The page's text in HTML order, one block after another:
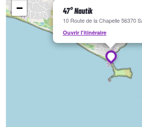
47° Nautik
10 Route de la Chapelle 56370
Ouvrir l'itinéraire
−